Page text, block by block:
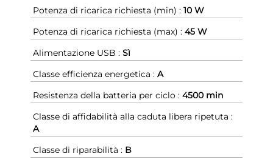
Potenza di ricarica richiesta (min) : 10 W
Potenza di ricarica richiesta (max) : 45 W
Alimentazione USB : Sì
Classe efficienza energetica : A
Resistenza della batteria per ciclo : 4500 min
Classe di affidabilità alla caduta libera ripetuta :
A
Classe di riparabilità : B